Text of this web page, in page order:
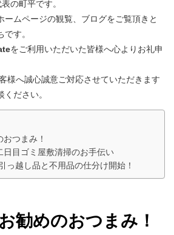
の町平です。
ームページの観覧、ブログをご覧頂きと
す。
をご利用いただいた皆様へ心よりお礼申
様へ誠心誠意ご対応させていただきます
ださい。
つまみ！
日目ゴミ屋敷清掃のお手伝い
っ越し品と不用品の仕分け開始！
勧めのおつまみ！